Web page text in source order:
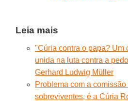
Leia mais
"Cúria contra o papa? Um
unida na luta contra a
Gerhard Ludwig Müller
Problema com a
sobreviventes, é a Cúria